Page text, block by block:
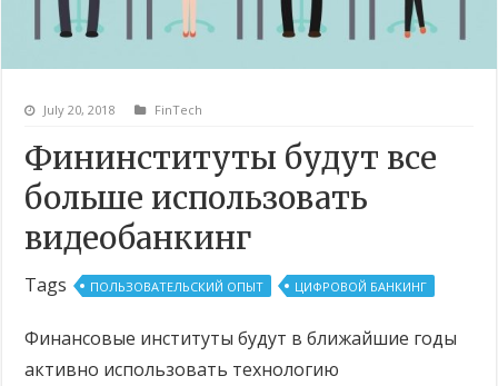
July 20, 2018 FinTech
Фининституты будут все
больше использовать
видеобанкинг
Tags ПОЛЬЗОВАТЕЛЬСКИЙ ОПЫТ ЦИФРОВОЙ БАНКИНГ
Финансовые институты будут в ближайшие годы
активно использовать технологию